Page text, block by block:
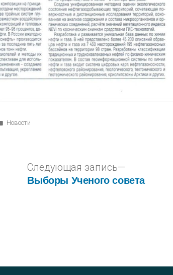
Новости
Следующая запись
Выборы Ученого совета